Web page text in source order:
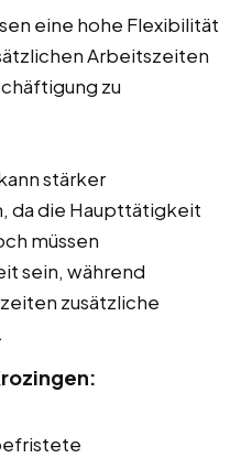
eine hohe Flexibilität
Arbeitszeiten
zu
stärker
da die Haupttätigkeit
müssen
sein, während
zusätzliche